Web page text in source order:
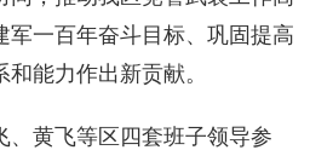
军一百年奋斗目标、巩固提高
能力作出新贡献。
、黄飞等区四套班子领导参